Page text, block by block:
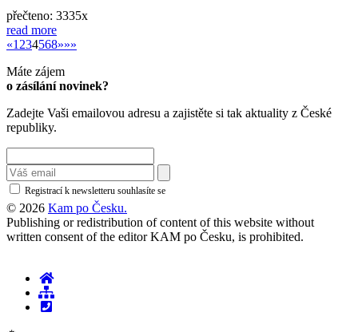
přečteno: 3335x
read more
««1 234568»»
»»
Máte zájem
o zásílání novinek?
Zadejte Vaši emailovou adresu a zajistěte si tak aktuality z České
republiky.
Registrací k newsletteru souhlasíte se
© 2026 Kam po Česku.
Publishing or redistribution of content of this website without
written consent of the editor KAM po Česku, is prohibited.